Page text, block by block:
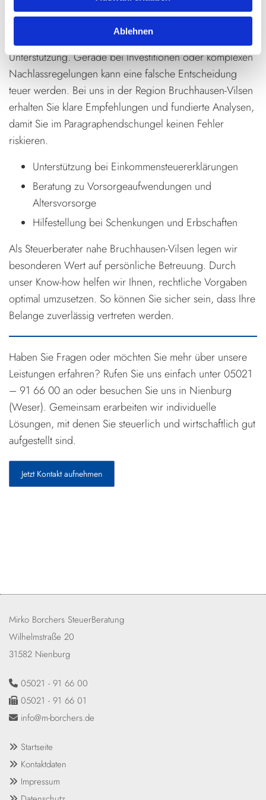
Ablehnen
Steuerberatung für Privatpersonen
Auch Privatpersonen benötigen zuverlässige
Unterstützung. Gerade bei Investitionen oder komplexen
Nachlassregelungen kann eine falsche Entscheidung
teuer werden. Bei uns in der Region Bruchhausen-Vilsen
erhalten Sie klare Empfehlungen und fundierte Analysen,
damit Sie im Paragraphendschungel keinen Fehler
riskieren.
Unterstützung bei Einkommensteuererklärungen
Beratung zu Vorsorgeaufwendungen und
Altersvorsorge
Hilfestellung bei Schenkungen und Erbschaften
Als Steuerberater nahe Bruchhausen-Vilsen legen wir
besonderen Wert auf persönliche Betreuung. Durch
unser Know-how helfen wir Ihnen, rechtliche Vorgaben
optimal umzusetzen. So können Sie sicher sein, dass Ihre
Belange zuverlässig vertreten werden.
Haben Sie Fragen oder möchten Sie mehr über unsere
Leistungen erfahren? Rufen Sie uns einfach unter 05021
– 91 66 00 an oder besuchen Sie uns in Nienburg
(Weser). Gemeinsam erarbeiten wir individuelle
Lösungen, mit denen Sie steuerlich und wirtschaftlich gut
aufgestellt sind.
Jetzt Kontakt aufnehmen
Mirko Borchers SteuerBeratung
Wilhelmstraße 20
31582 Nienburg
 05021 - 91 66 00
 05021 - 91 66 01
 info@m-borchers.de
 Startseite
 Kontaktdaten
 Impressum